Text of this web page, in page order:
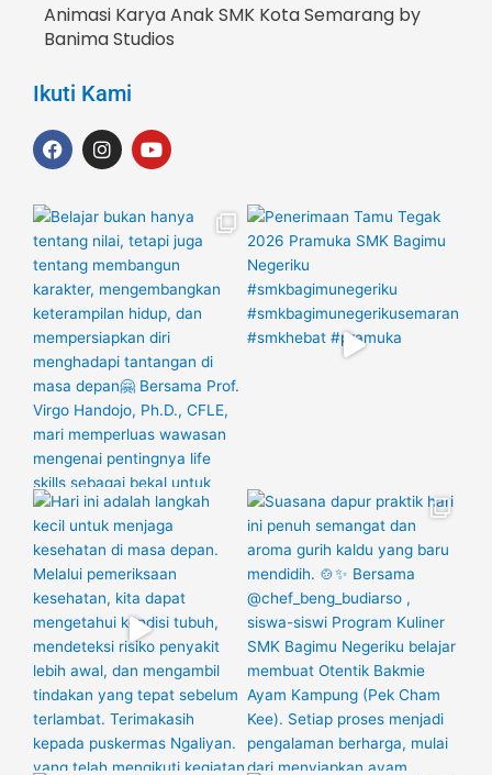
Animasi Karya Anak SMK Kota Semarang by
Banima Studios
Ikuti Kami
F
a
b
o
o
k
I
n
a
g
r
a
m
Y
o
u
b
e